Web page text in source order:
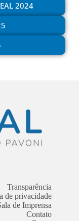
2024
Transparência
de privacidade
de Imprensa
Contato